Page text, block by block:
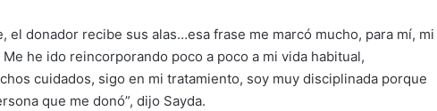
el donador recibe sus alas…esa frase me marcó mucho, para mí, mi
he ido reincorporando poco a poco a mi vida habitual,
cuidados, sigo en mi tratamiento, soy muy disciplinada porque
que me donó”, dijo Sayda.